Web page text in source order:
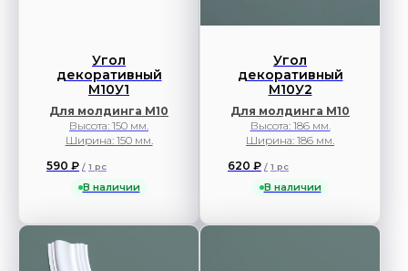
Угол
декоративный
М10У1
Для молдинга М10
Высота: 150 мм.
Ширина: 150 мм.
590 ₽ / 1 pc
В наличии
Угол
декоративный
М10У2
Для молдинга М10
Высота: 186 мм.
Ширина: 186 мм.
620 ₽ / 1 pc
В наличии